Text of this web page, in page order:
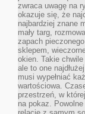
zwraca uwagę na
okazuje się, że
najbardziej znane
mały targ,
zapach
sklepem,
okien. Takie
ale to one
musi wypełniać
wartościowa.
przestrzeń, w
na pokaz.